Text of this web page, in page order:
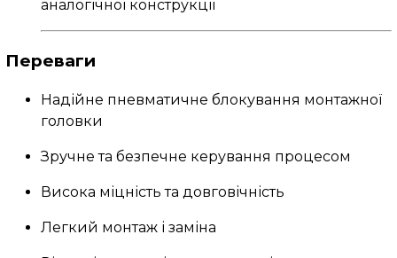
аналогічної конструкції
Переваги
Надійне пневматичне блокування монтажної
головки
Зручне та безпечне керування процесом
Висока міцність та довговічність
Легкий монтаж і заміна